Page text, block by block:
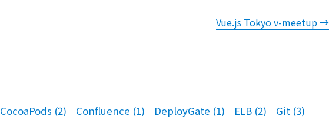
Vue.js Tokyo v-meetup→
CocoaPods (2) Confluence (1) DeployGate (1) ELB (2) Git (3)